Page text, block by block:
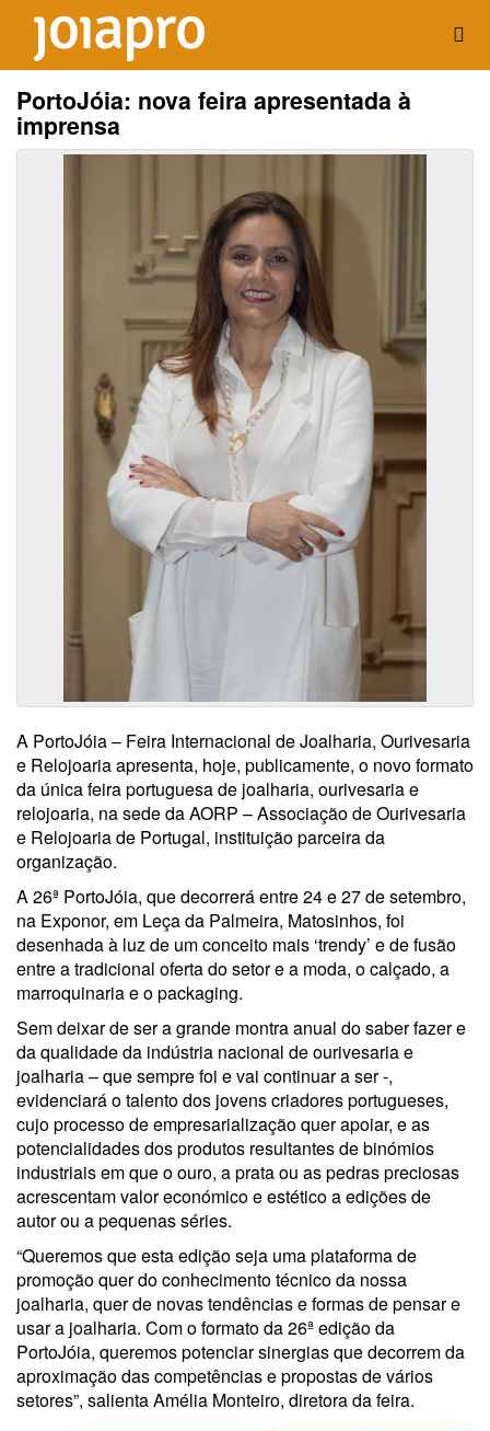
PortoJóia: nova feira apresentada à
imprensa
A PortoJóia – Feira Internacional de Joalharia, Ourivesaria
e Relojoaria apresenta, hoje, publicamente, o novo formato
da única feira portuguesa de joalharia, ourivesaria e
relojoaria, na sede da AORP – Associação de Ourivesaria
e Relojoaria de Portugal, instituição parceira da
organização.
A 26ª PortoJóia, que decorrerá entre 24 e 27 de setembro,
na Exponor, em Leça da Palmeira, Matosinhos, foi
desenhada à luz de um conceito mais ‘trendy’ e de fusão
entre a tradicional oferta do setor e a moda, o calçado, a
marroquinaria e o packaging.
Sem deixar de ser a grande montra anual do saber fazer e
da qualidade da indústria nacional de ourivesaria e
joalharia – que sempre foi e vai continuar a ser -,
evidenciará o talento dos jovens criadores portugueses,
cujo processo de empresarialização quer apoiar, e as
potencialidades dos produtos resultantes de binómios
industriais em que o ouro, a prata ou as pedras preciosas
acrescentam valor económico e estético a edições de
autor ou a pequenas séries.
“Queremos que esta edição seja uma plataforma de
promoção quer do conhecimento técnico da nossa
joalharia, quer de novas tendências e formas de pensar e
usar a joalharia. Com o formato da 26ª edição da
PortoJóia, queremos potenciar sinergias que decorrem da
aproximação das competências e propostas de vários
setores”, salienta Amélia Monteiro, diretora da feira.